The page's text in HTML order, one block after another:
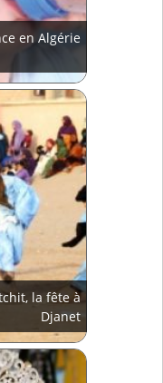
en Algérie
la fête à
Djanet